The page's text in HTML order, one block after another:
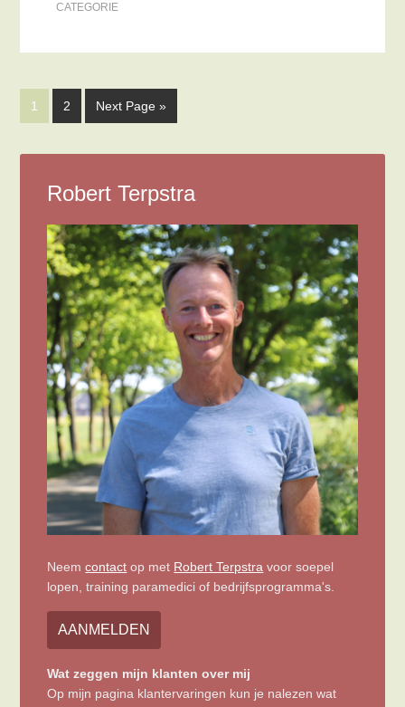
CATEGORIE
1 2 Next Page »
Robert Terpstra
Neemcontact op met Robert Terpstra voor soepel
lopen, training paramedici of bedrijfsprogramma's.
AANMELDEN
Wat zeggen mijn klanten over mij
Op mijn pagina klantervaringen kun je nalezen wat